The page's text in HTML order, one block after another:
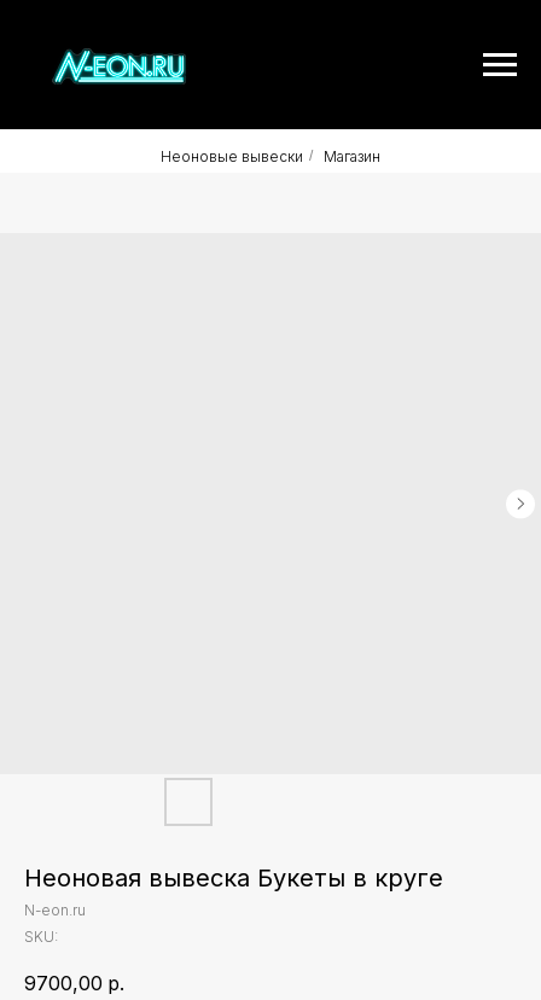
Неоновые вывески / Магазин
Неоновая вывеска Букеты в круге
N-eon.ru
SKU:
9700,00 р.